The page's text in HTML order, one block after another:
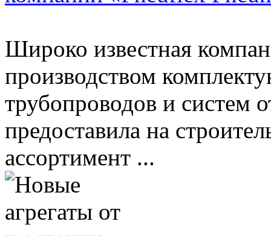
Широко известная
производством
трубопроводов и систем
предоставила на
ассортимент ...